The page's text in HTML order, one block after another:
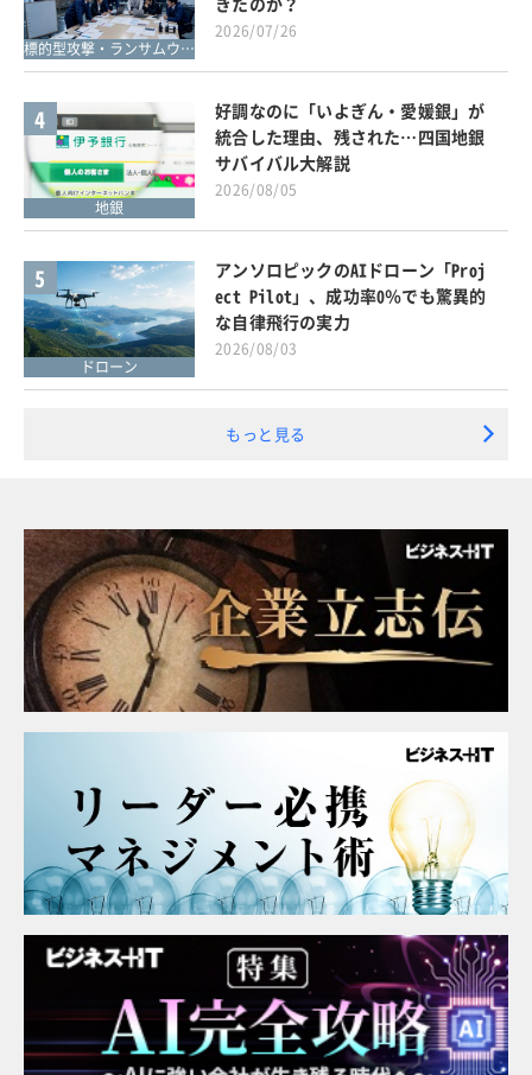
標的型攻撃・ランサムウェア対策
2026/07/26
4
地銀
好調なのに「いよぎん・愛媛銀」が
統合した理由、残された…四国地銀
サバイバル大解説
2026/08/05
5
ドローン
アンソロピックのAIドローン「Proj
ect Pilot」、成功率0％でも驚異的
な自律飛行の実力
2026/08/03
もっと見る